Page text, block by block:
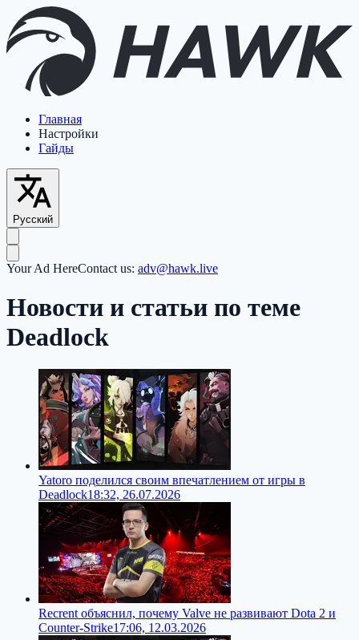
Главная
Настройки
Гайды
Русский
Your Ad HereContact us: adv@hawk.live
Новости и статьи по теме
Deadlock
Yatoro поделился своим впечатлением от игры в
Deadlock18:32, 26.07.2026
Recrent объяснил, почему Valve не развивают Dota 2 и
Counter-Strike17:06, 12.03.2026